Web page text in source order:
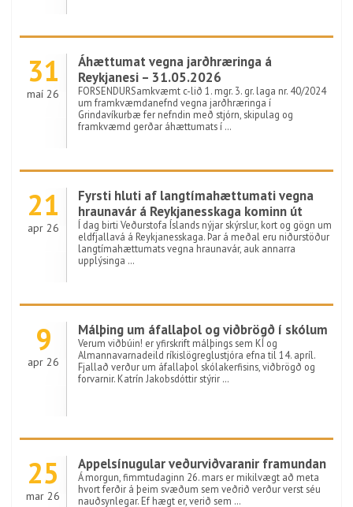
31
maí 26
Áhættumat vegna jarðhræringa á
Reykjanesi – 31.05.2026
FORSENDURSamkvæmt c-lið 1. mgr. 3. gr. laga nr. 40/2024
um framkvæmdanefnd vegna jarðhræringa í
Grindavíkurbæ fer nefndin með stjórn, skipulag og
framkvæmd gerðar áhættumats í …
21
apr 26
Fyrsti hluti af langtímahættumati vegna
hraunavár á Reykjanesskaga kominn út
Í dag birti Veðurstofa Íslands nýjar skýrslur, kort og gögn um
eldfjallavá á Reykjanesskaga. Þar á meðal eru niðurstöður
langtímahættumats vegna hraunavár, auk annarra
upplýsinga …
9
apr 26
Málþing um áfallaþol og viðbrögð í skólum
Verum viðbúin! er yfirskrift málþings sem KÍ og
Almannavarnadeild ríkislögreglustjóra efna til 14. apríl.
Fjallað verður um áfallaþol skólakerfisins, viðbrögð og
forvarnir. Katrín Jakobsdóttir stýrir …
25
mar 26
Appelsínugular veðurviðvaranir framundan
Á morgun, fimmtudaginn 26. mars er mikilvægt að meta
hvort ferðir á þeim svæðum sem veðrið verður verst séu
nauðsynlegar. Ef hægt er, verið sem …